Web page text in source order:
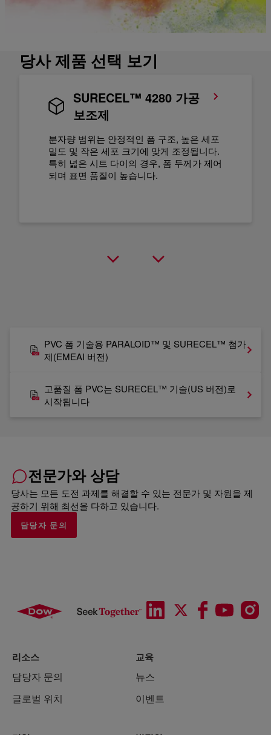
당사 제품 선택 보기
SURECEL™ 4280 가공
보조제
분자량 범위는 안정적인 폼 구조, 높은 세포
밀도 및 작은 세포 크기에 맞게 조정됩니다.
특히 넓은 시트 다이의 경우, 폼 두께가 제어
되며 표면 품질이 높습니다.
PVC 폼 기술용 PARALOID™ 및 SURECEL™ 첨가
제(EMEAI 버전)
고품질 폼 PVC는 SURECEL™ 기술(US 버전)로
시작됩니다
전문가와 상담
당사는 모든 도전 과제를 해결할 수 있는 전문가 및 자원을 제
공하기 위해 최선을 다하고 있습니다.
담당자 문의
리소스
담당자 문의
글로벌 위치
교육
뉴스
이벤트